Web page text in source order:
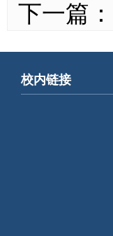
下一篇：
校内链接